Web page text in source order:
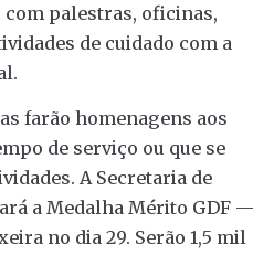
palestras, oficinas,
de cuidado com a
farão homenagens aos
de serviço ou que se
A Secretaria de
a Medalha Mérito GDF —
no dia 29. Serão 1,5 mil